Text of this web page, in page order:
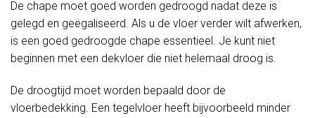
De chape moet goed worden gedroogd nadat deze is
gelegd en geëgaliseerd. Als u de vloer verder wilt afwerken,
is een goed gedroogde chape essentieel. Je kunt niet
beginnen met een dekvloer die niet helemaal droog is.
De droogtijd moet worden bepaald door de
vloerbedekking. Een tegelvloer heeft bijvoorbeeld minder